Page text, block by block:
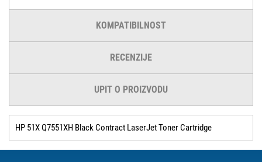
KOMPATIBILNOST
RECENZIJE
UPIT O PROIZVODU
HP 51X Q7551XH Black Contract LaserJet Toner Cartridge